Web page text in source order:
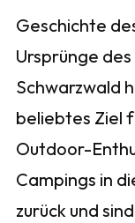
Geschichte
Ursprünge
Schwarzwald
beliebtes Ziel
Outdoor-
Campings in
zurück und